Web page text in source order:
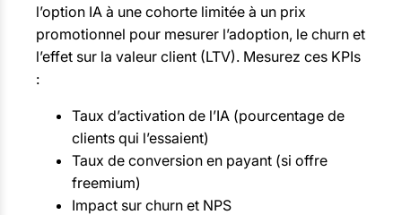
l’option IA à une cohorte limitée à un prix
promotionnel pour mesurer l’adoption, le churn et
l’effet sur la valeur client (LTV). Mesurez ces KPIs
:
Taux d’activation de l’IA (pourcentage de
clients qui l’essaient)
Taux de conversion en payant (si offre
freemium)
Impact sur churn et NPS